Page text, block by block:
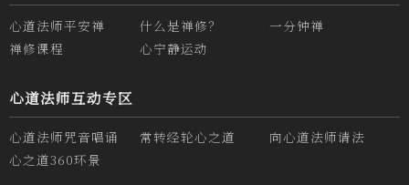
心道法师平安禅 什么是禅修？
一分钟禅
禅修课程
心宁静运动
心道法师互动专区
心道法师咒音唱诵 常转经轮心之道
向心道法师请法
心之道360环景